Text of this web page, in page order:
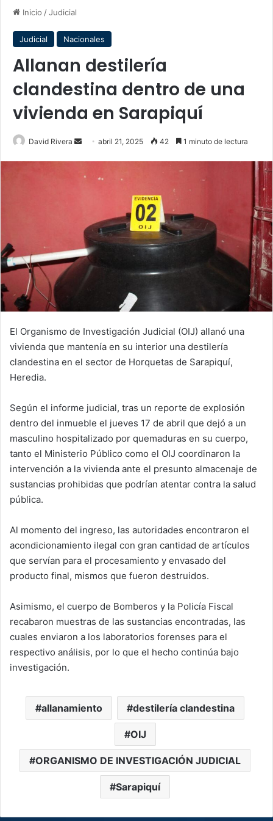
Inicio /Judicial
Judicial Nacionales
Allanan destilería
clandestina dentro de una
vivienda en Sarapiquí
David Rivera
Sendabril 21, 2025 42 1 minuto de lectura
El Organismo de Investigación Judicial (OIJ) allanó una
vivienda que mantenía en su interior una destilería
clandestina en el sector de Horquetas de Sarapiquí,
Heredia.
Según el informe judicial, tras un reporte de explosión
dentro del inmueble el jueves 17 de abril que dejó a un
masculino hospitalizado por quemaduras en su cuerpo,
tanto el Ministerio Público como el OIJ coordinaron la
intervención a la vivienda ante el presunto almacenaje de
sustancias prohibidas que podrían atentar contra la salud
pública.
Al momento del ingreso, las autoridades encontraron el
acondicionamiento ilegal con gran cantidad de artículos
que servían para el procesamiento y envasado del
producto final, mismos que fueron destruidos.
Asimismo, el cuerpo de Bomberos y la Policía Fiscal
recabaron muestras de las sustancias encontradas, las
cuales enviaron a los laboratorios forenses para el
respectivo análisis, por lo que el hecho continúa bajo
investigación.
allanamiento destilería clandestina
OIJ
ORGANISMO DE INVESTIGACIÓN JUDICIAL
Sarapiquí